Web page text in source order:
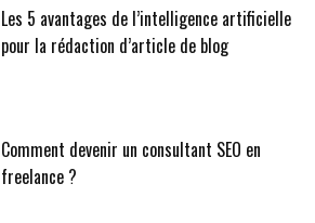
Les 5 avantages de l’intelligence artificielle
pour la rédaction d’article de blog
Comment devenir un consultant SEO en
freelance ?